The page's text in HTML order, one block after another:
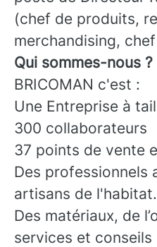
(chef de produits,
merchandising,
Qui sommes-nous ?
BRICOMAN c'est :
Une Entreprise à
300 collaborateurs
37 points de vente
Des professionnels
artisans de l'habitat.
Des matériaux, de
services et conseils